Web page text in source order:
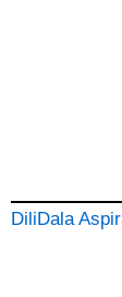
DiliDala